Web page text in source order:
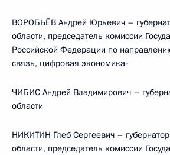
ВОРОБЬЁВ Андрей Юрьевич –
области, председатель комиссии
Российской Федерации по
связь, цифровая экономика»
ЧИБИС Андрей Владимирович –
области
НИКИТИН Глеб Сергеевич –
области, председатель комиссии